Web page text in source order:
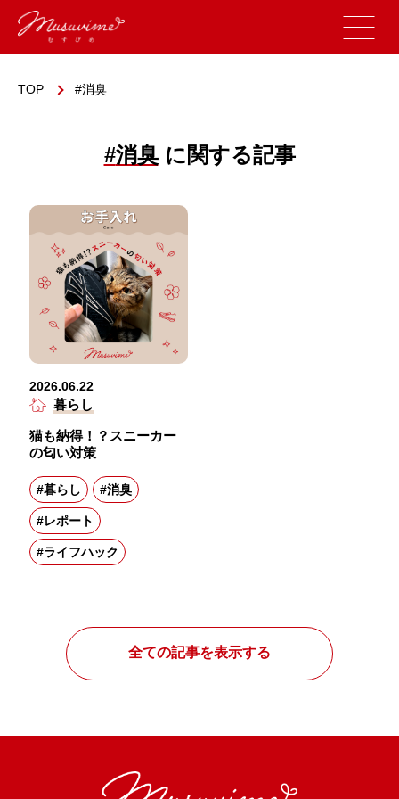
TOP 消臭
#消臭に関する記事
2026.06.22
暮らし
猫も納得！？スニーカー
の匂い対策
#暮らし #消臭
#レポート
#ライフハック
全ての記事を表示する